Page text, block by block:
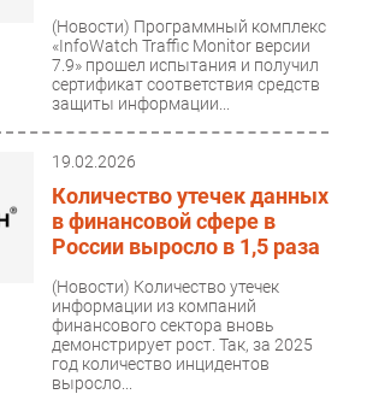
(Новости) Программный комплекс
«InfoWatch Traffic Monitor версии
7.9» прошел испытания и получил
сертификат соответствия средств
защиты информации...
19.02.2026
Количество утечек данных
в финансовой сфере в
России выросло в 1,5 раза
(Новости) Количество утечек
информации из компаний
финансового сектора вновь
демонстрирует рост. Так, за 2025
год количество инцидентов
выросло...